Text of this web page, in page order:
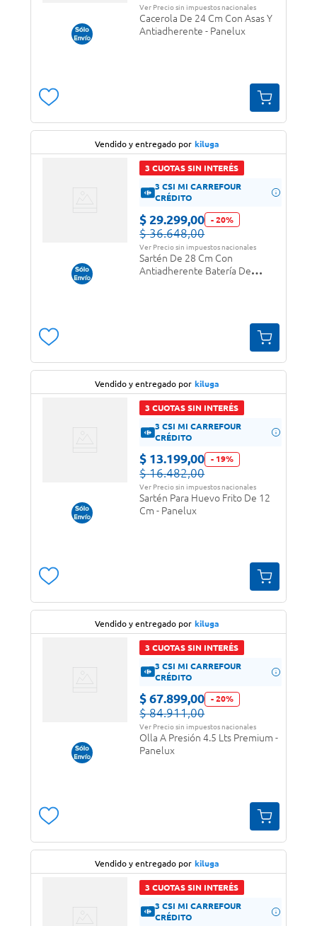
Ver Precio sin impuestos nacionales
Cacerola De 24 Cm Con Asas Y
Antiadherente - Panelux
Vendido y entregado por kiluga
3 CUOTAS SIN INTERÉS
3 CSI MI CARREFOUR
CRÉDITO
$ 29.299,00 -20%
$ 36.648,00
Ver Precio sin impuestos nacionales
Sartén De 28 Cm Con
Antiadherente Batería De
Vendido y entregado por kiluga
3 CUOTAS SIN INTERÉS
3 CSI MI CARREFOUR
CRÉDITO
$ 13.199,00 - 19%
$ 16.482,00
Ver Precio sin impuestos nacionales
Sartén Para Huevo Frito De 12
Cm - Panelux
Vendido y entregado por kiluga
3 CUOTAS SIN INTERÉS
3 CSI MI CARREFOUR
CRÉDITO
$ 67.899,00 -20%
$ 84.911,00
Ver Precio sin impuestos nacionales
Olla A Presión 4.5 Lts Premium -
Panelux
Vendido y entregado por kiluga
3 CUOTAS SIN INTERÉS
3 CSI MI CARREFOUR
CRÉDITO